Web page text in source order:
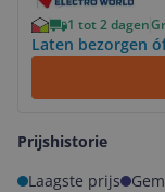
1 tot 2 dagen
Laten bezorgen
Prijshistorie
Laagste prijs